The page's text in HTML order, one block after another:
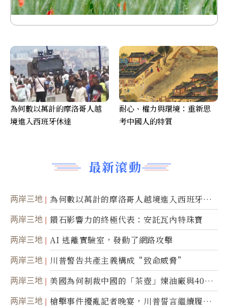
最新滾動
两岸三地
為何數以萬計的摩洛哥人越境進入西班牙休
達
两岸三地 鑽石影響力的終極代表：安託瓦內特珠寶
两岸三地 AI 逃離實驗室，發動了網路攻擊
两岸三地 川普警告共產主義構成“致命威脅”
两岸三地
美國為何制裁中國的「茶壺」煉油廠與40家
航運公司
两岸三地
槍擊事件擾亂記者晚宴，川普誓言繼續履行
為何數以萬計的摩洛哥人越
境進入西班牙休達
耐心、權力與環境：重新思
考中國人的特質